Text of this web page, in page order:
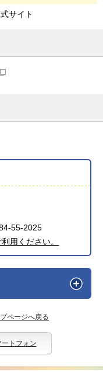
サイト
55-2025
用ください。
プページへ戻る
ートフォン